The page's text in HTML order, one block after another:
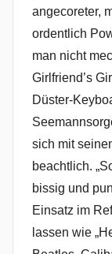
angecoreter,
ordentlich
man nicht
Girlfriend’s
Düster-
sich mit
beachtlich.
bissig und
Einsatz im
lassen wie